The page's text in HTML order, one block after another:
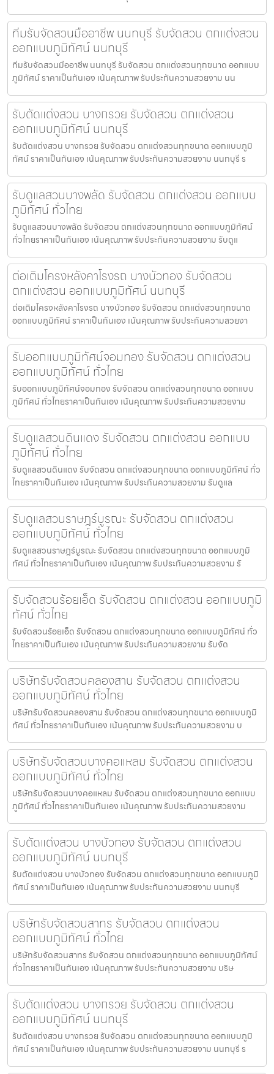
ทีมรับจัดสวนมืออาชีพ นนทบุรี รับจัดสวน ตกแต่งสวน
ออกแบบภูมิทัศน์ นนทบุรี
ทีมรับจัดสวนมืออาชีพ นนทบุรี รับจัดสวน ตกแต่งสวนทุกขนาด ออกแบบ
ภูมิทัศน์ ราคาเป็นกันเอง เน้นคุณภาพ รับประกันความสวยงาม นน
รับตัดแต่งสวน บางกรวย รับจัดสวน ตกแต่งสวน
ออกแบบภูมิทัศน์ นนทบุรี
รับตัดแต่งสวน บางกรวย รับจัดสวน ตกแต่งสวนทุกขนาด ออกแบบภูมิ
ทัศน์ ราคาเป็นกันเอง เน้นคุณภาพ รับประกันความสวยงาม นนทบุรี ร
รับดูแลสวนบางพลัด รับจัดสวน ตกแต่งสวน ออกแบบ
ภูมิทัศน์ ทั่วไทย
รับดูแลสวนบางพลัด รับจัดสวน ตกแต่งสวนทุกขนาด ออกแบบภูมิทัศน์
ทั่วไทยราคาเป็นกันเอง เน้นคุณภาพ รับประกันความสวยงาม รับดูแ
ต่อเติมโครงหลังคาโรงรถ บางบัวทอง รับจัดสวน
ตกแต่งสวน ออกแบบภูมิทัศน์ นนทบุรี
ต่อเติมโครงหลังคาโรงรถ บางบัวทอง รับจัดสวน ตกแต่งสวนทุกขนาด
ออกแบบภูมิทัศน์ ราคาเป็นกันเอง เน้นคุณภาพ รับประกันความสวยงา
รับออกแบบภูมิทัศน์จอมทอง รับจัดสวน ตกแต่งสวน
ออกแบบภูมิทัศน์ ทั่วไทย
รับออกแบบภูมิทัศน์จอมทอง รับจัดสวน ตกแต่งสวนทุกขนาด ออกแบบ
ภูมิทัศน์ ทั่วไทยราคาเป็นกันเอง เน้นคุณภาพ รับประกันความสวยงาม
รับดูแลสวนดินแดง รับจัดสวน ตกแต่งสวน ออกแบบ
ภูมิทัศน์ ทั่วไทย
รับดูแลสวนดินแดง รับจัดสวน ตกแต่งสวนทุกขนาด ออกแบบภูมิทัศน์ ทั่ว
ไทยราคาเป็นกันเอง เน้นคุณภาพ รับประกันความสวยงาม รับดูแล
รับดูแลสวนราษฎร์บูรณะ รับจัดสวน ตกแต่งสวน
ออกแบบภูมิทัศน์ ทั่วไทย
รับดูแลสวนราษฎร์บูรณะ รับจัดสวน ตกแต่งสวนทุกขนาด ออกแบบภูมิ
ทัศน์ ทั่วไทยราคาเป็นกันเอง เน้นคุณภาพ รับประกันความสวยงาม รั
รับจัดสวนร้อยเอ็ด รับจัดสวน ตกแต่งสวน ออกแบบภูมิ
ทัศน์ ทั่วไทย
รับจัดสวนร้อยเอ็ด รับจัดสวน ตกแต่งสวนทุกขนาด ออกแบบภูมิทัศน์ ทั่ว
ไทยราคาเป็นกันเอง เน้นคุณภาพ รับประกันความสวยงาม รับจัด
บริษัทรับจัดสวนคลองสาน รับจัดสวน ตกแต่งสวน
ออกแบบภูมิทัศน์ ทั่วไทย
บริษัทรับจัดสวนคลองสาน รับจัดสวน ตกแต่งสวนทุกขนาด ออกแบบภูมิ
ทัศน์ ทั่วไทยราคาเป็นกันเอง เน้นคุณภาพ รับประกันความสวยงาม บ
บริษัทรับจัดสวนบางคอแหลม รับจัดสวน ตกแต่งสวน
ออกแบบภูมิทัศน์ ทั่วไทย
บริษัทรับจัดสวนบางคอแหลม รับจัดสวน ตกแต่งสวนทุกขนาด ออกแบบ
ภูมิทัศน์ ทั่วไทยราคาเป็นกันเอง เน้นคุณภาพ รับประกันความสวยงาม
รับตัดแต่งสวน บางบัวทอง รับจัดสวน ตกแต่งสวน
ออกแบบภูมิทัศน์ นนทบุรี
รับตัดแต่งสวน บางบัวทอง รับจัดสวน ตกแต่งสวนทุกขนาด ออกแบบภูมิ
ทัศน์ ราคาเป็นกันเอง เน้นคุณภาพ รับประกันความสวยงาม นนทบุรี
บริษัทรับจัดสวนสาทร รับจัดสวน ตกแต่งสวน
ออกแบบภูมิทัศน์ ทั่วไทย
บริษัทรับจัดสวนสาทร รับจัดสวน ตกแต่งสวนทุกขนาด ออกแบบภูมิทัศน์
ทั่วไทยราคาเป็นกันเอง เน้นคุณภาพ รับประกันความสวยงาม บริษ
รับตัดแต่งสวน บางกรวย รับจัดสวน ตกแต่งสวน
ออกแบบภูมิทัศน์ นนทบุรี
รับตัดแต่งสวน บางกรวย รับจัดสวน ตกแต่งสวนทุกขนาด ออกแบบภูมิ
ทัศน์ ราคาเป็นกันเอง เน้นคุณภาพ รับประกันความสวยงาม นนทบุรี ร